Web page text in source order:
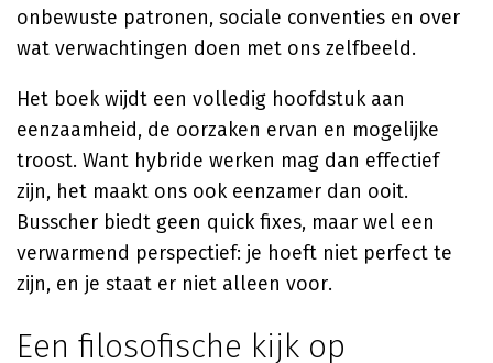
onbewuste patronen, sociale conventies en over
wat verwachtingen doen met ons zelfbeeld.
Het boek wijdt een volledig hoofdstuk aan
eenzaamheid, de oorzaken ervan en mogelijke
troost. Want hybride werken mag dan effectief
zijn, het maakt ons ook eenzamer dan ooit.
Busscher biedt geen quick fixes, maar wel een
verwarmend perspectief: je hoeft niet perfect te
zijn, en je staat er niet alleen voor.
Een filosofische kijk op